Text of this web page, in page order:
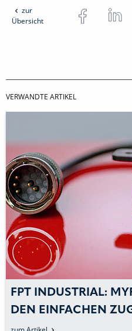
zur
Übersicht
VERWANDTE ARTIKEL
FPT INDUSTRIAL:
DEN EINFACHEN